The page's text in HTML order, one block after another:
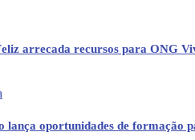
arrecada recursos para ONG
lança oportunidades de formação